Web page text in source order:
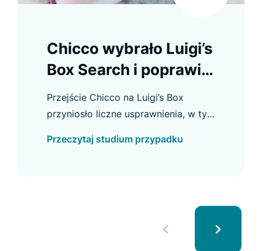
Chicco wybrało Luigi’s
Box Search i poprawiło
doświadczenie
zakupowe
Przejście Chicco na Luigi’s Box
przyniosło liczne usprawnienia, w tym
większe wykorzystanie wyszukiwarki.
Przeczytaj studium przypadku